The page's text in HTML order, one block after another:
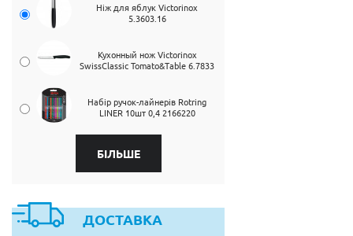
Ніж для яблук Victorinox
5.3603.16
Кухонный нож Victorinox
SwissClassic Tomato&Table 6.7833
Набір ручок-лайнерів Rotring
LINER 10шт 0,4 2166220
БІЛЬШЕ
ДОСТАВКА